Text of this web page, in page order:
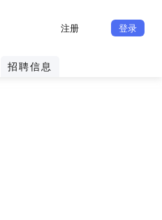
注册 登录
招聘信息